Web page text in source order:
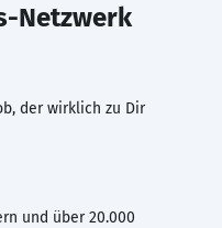
Netzwerk
der wirklich zu Dir
und über 20.000